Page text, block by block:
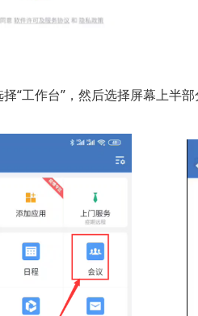
“工作台”，然后选择屏幕上半部